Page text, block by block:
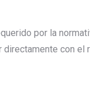
por la
directamente con el